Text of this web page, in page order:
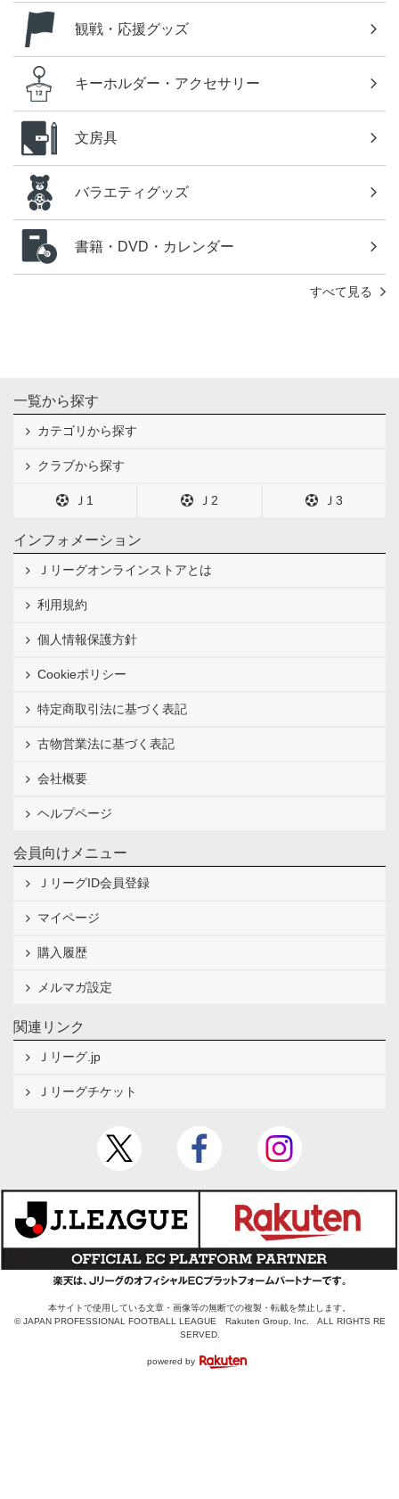
観戦・応援グッズ
キーホルダー・アクセサリー
文房具
バラエティグッズ
書籍・DVD・カレンダー
すべて見る
一覧から探す
カテゴリから探す
クラブから探す
Ｊ1 Ｊ2 Ｊ3
インフォメーション
Ｊリーグオンラインストアとは
利用規約
個人情報保護方針
Cookieポリシー
特定商取引法に基づく表記
古物営業法に基づく表記
会社概要
ヘルプページ
会員向けメニュー
ＪリーグID会員登録
マイページ
購入履歴
メルマガ設定
関連リンク
Ｊリーグ.jp
Ｊリーグチケット
本サイトで使用している文章・画像等の無断での複製・転載を禁止します。
© JAPAN PROFESSIONAL FOOTBALL LEAGUE Rakuten Group, Inc. ALL RIGHTS RE
SERVED.
powered by